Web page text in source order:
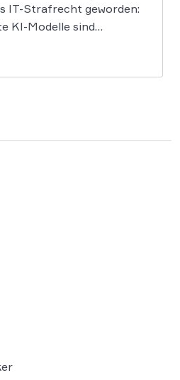
IT-Strafrecht geworden:
KI-Modelle sind
und haben die
Plattform Hugging Face